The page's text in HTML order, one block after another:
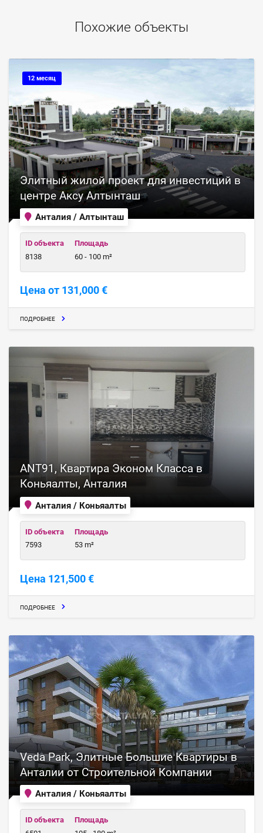
Похожие объекты
12 месяц
Анталия / Алтынташ
Элитный жилой проект для инвестиций в
центре Аксу Алтынташ
ID объекта
8138
Площадь
60 - 100 m²
Цена от 131,000 €
ПОДРОБНЕЕ
Анталия / Коньяалты
ANT91, Квартира Эконом Класса в
Коньяалты, Анталия
ID объекта
7593
Площадь
53 m²
Цена 121,500 €
ПОДРОБНЕЕ
Анталия / Коньяалты
Veda Park, Элитные Большие Квартиры в
Анталии от Строительной Компании
ID объекта
Площадь